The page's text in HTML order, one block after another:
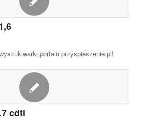
portalu przyspieszenie.pl!
cdti